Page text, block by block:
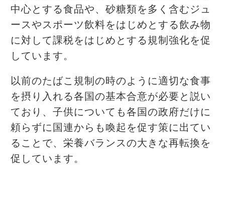
中心とする食品や、砂糖類を多く含むジュ
ースやスポーツ飲料をはじめとする飲み物
に対して課税をはじめとする規制強化を促
しています。
以前のたばこ規制の時のように適切な食事
を摂り入れる各国の基本合意が必要と説い
ており、子供についても各国の政府だけに
頼らずに国連からも喚起を促す策に出てい
ることで、栄養バランスの大きな再転換を
促しています。